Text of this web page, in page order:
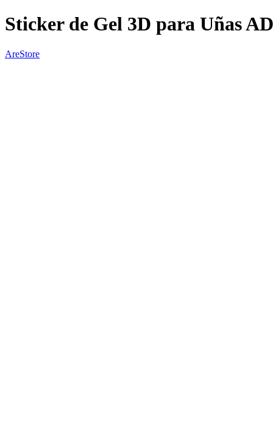
Sticker de Gel 3D para Uñas
AreStore